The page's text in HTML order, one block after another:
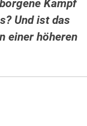
Kampf
Und ist das
einer höheren